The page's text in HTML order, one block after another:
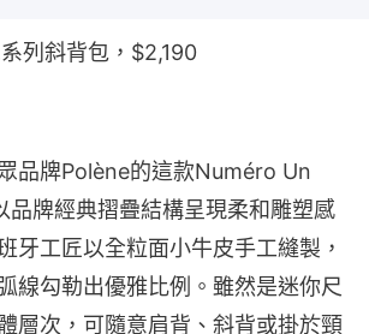
列斜背包，$2,190
品牌Polène的這款Numéro Un
品牌經典摺疊結構呈現柔和雕塑感
牙工匠以全粒面小牛皮手工縫製，
線勾勒出優雅比例。雖然是迷你尺
層次，可隨意肩背、斜背或掛於頸